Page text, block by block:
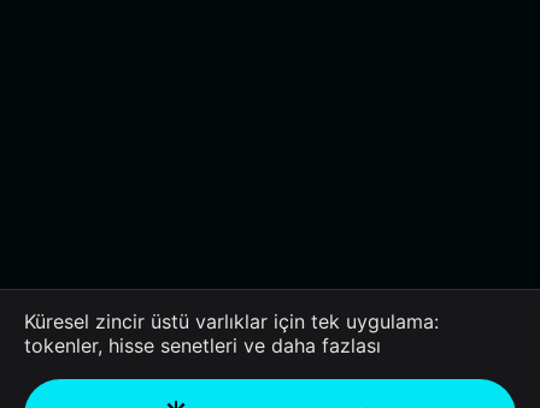
Küresel zincir üstü varlıklar için tek uygulama:
tokenler, hisse senetleri ve daha fazlası